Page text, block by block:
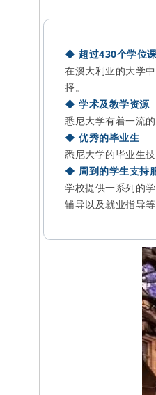
◆ 超过430个学位
在澳大利亚的大学
择。
◆学术及教学资源
悉尼大学有着一流
◆优秀的毕业生
悉尼大学的毕业生
◆ 周到的学生支持
学校提供一系列的
辅导以及就业指导等